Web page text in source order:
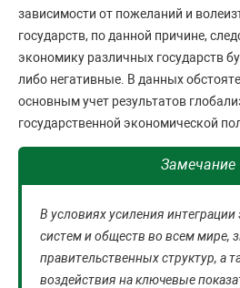
зависимости от пожеланий и
государств, по данной причине,
экономику различных государств
либо негативные. В данных
основным учет результатов
государственной экономической
Замечание
В условиях усиления интеграции
систем и обществ во всем мире,
правительственных структур, а
воздействия на ключевые